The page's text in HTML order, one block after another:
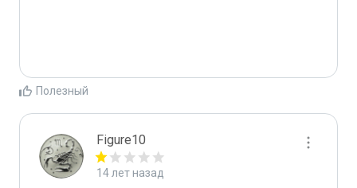
Полезный
Figure10
14 лет назад